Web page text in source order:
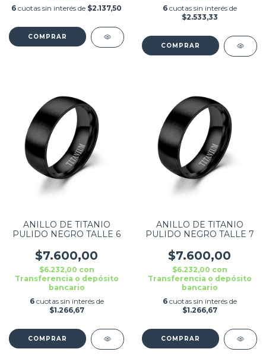
6 cuotas sin interés de $2.137,50
6 cuotas sin interés de
$2.533,33
ANILLO DE TITANIO
PULIDO NEGRO TALLE 6
$7.600,00
$6.232,00 con
Transferencia o depósito
bancario
6 cuotas sin interés de
$1.266,67
ANILLO DE TITANIO
PULIDO NEGRO TALLE 7
$7.600,00
$6.232,00 con
Transferencia o depósito
bancario
6 cuotas sin interés de
$1.266,67